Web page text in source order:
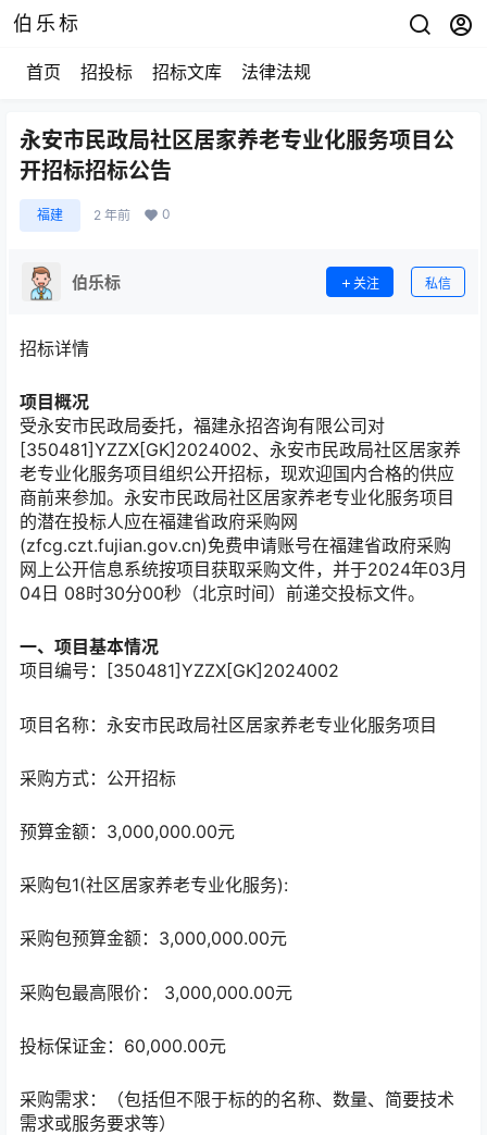
伯乐标
首页 招投标 招标文库 法律法规
永安市民政局社区居家养老专业化服务项目公
开招标招标公告
福建 2 年前 0
伯乐标 关注 私信
招标详情
项目概况
受永安市民政局委托， 福建永招咨询有限公司 对
[350481]YZZX[GK]2024002、永安市民政局社区居家养
老专业化服务项目组织公开招标，现欢迎国内合格的供应
商前来参加。永安市民政局社区居家养老专业化服务项目
的潜在投标人应在福建省政府采购网
(zfcg.czt.fujian.gov.cn)免费申请账号在福建省政府采购
网上公开信息系统按项目获取采购文件，并于2024年03月
04日 08时30分00秒（北京时间）前递交投标文件。
一、项目基本情况
项目编号：[350481]YZZX[GK]2024002
项目名称：永安市民政局社区居家养老专业化服务项目
采购方式：公开招标
预算金额：3,000,000.00元
采购包1(社区居家养老专业化服务):
采购包预算金额：3,000,000.00元
采购包最高限价： 3,000,000.00元
投标保证金：60,000.00元
采购需求：（包括但不限于标的的名称、数量、简要技术
需求或服务要求等）